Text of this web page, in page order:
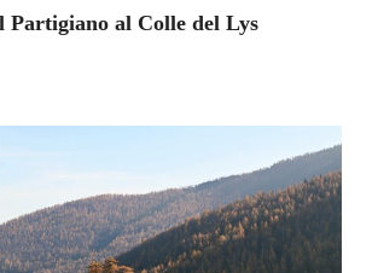
Partigiano al Colle del Lys